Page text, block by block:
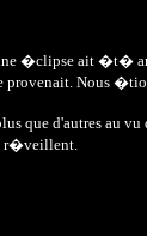
�clipse ait
Nous
que d'autres au
r�veillent.